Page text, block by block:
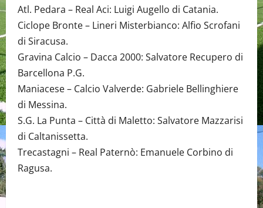
Atl. Pedara – Real Aci: Luigi Augello di Catania.
Ciclope Bronte – Lineri Misterbianco: Alfio Scrofani
di Siracusa.
Gravina Calcio – Dacca 2000: Salvatore Recupero di
Barcellona P.G.
Maniacese – Calcio Valverde: Gabriele Bellinghiere
di Messina.
S.G. La Punta – Città di Maletto: Salvatore Mazzarisi
di Caltanissetta.
Trecastagni – Real Paternò: Emanuele Corbino di
Ragusa.